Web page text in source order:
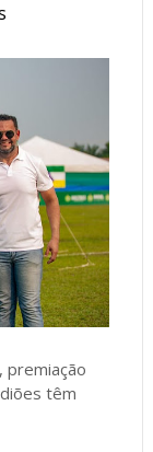
premiação
têm